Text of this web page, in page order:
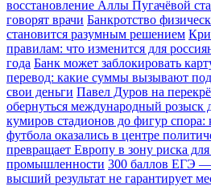
восстановление Аллы Пугачёвой
говорят врачи Банкротство
становится разумным решением
правилам: что изменится для
года Банк может заблокировать
перевод: какие суммы вызывают
свои деньги Павел Дуров на
обернуться международный розыск
кумиров стадионов до фигур спора:
футбола оказались в центре
превращает Европу в зону риска
промышленности 300 баллов ЕГЭ
высший результат не гарантирует